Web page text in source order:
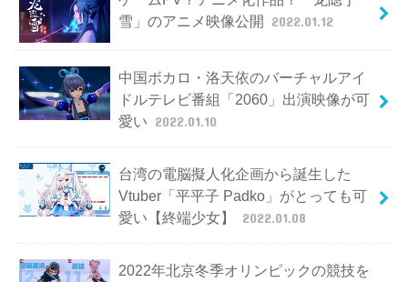
雪」のアニメ映像公開 2022.01.12
中国ボカロ・洛天依のバーチャルアイ
ドルテレビ番組「2060」出演映像が可
愛い 2022.01.10
台湾の電脳擬人化企画から誕生した
Vtuber「平平子 Padko」がとっても可
愛い【終端少女】
2022.01.08
2022年北京冬季オリンピックの競技を